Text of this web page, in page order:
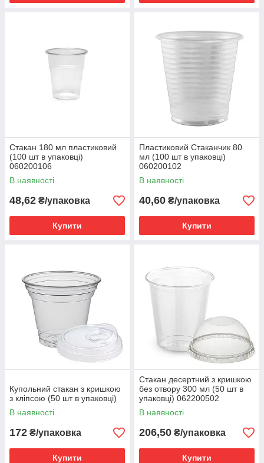
Стакан 180 мл пластиковий
(100 шт в упаковці)
060200106
В наявності
48,62 ₴/упаковка
Купити
Пластиковий Стаканчик 80
мл (100 шт в упаковці)
060200102
В наявності
40,60 ₴/упаковка
Купити
Купольний стакан з кришкою
з кліпсою (50 шт в упаковці)
В наявності
172 ₴/упаковка
Купити
Стакан десертний з кришкою
без отвору 300 мл (50 шт в
упаковці) 062200502
В наявності
206,50 ₴/упаковка
Купити